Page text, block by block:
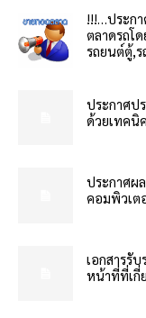
!!!…ประก
ตลาดรถโ
รถยนต์ตู้,ร
ประกาศป
ด้วยเทคนิ
ประกาศผ
คอมพิวเต
เอกสารรั
หน้าที่ที่เกี่